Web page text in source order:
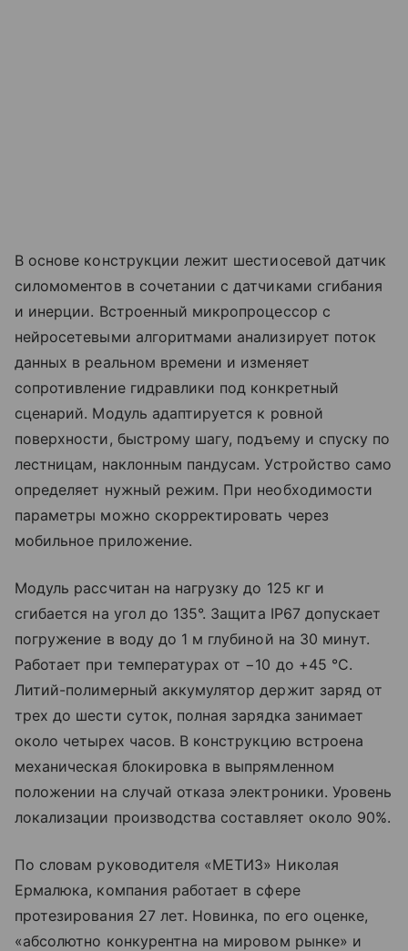
В основе конструкции лежит шестиосевой датчик
силомоментов в сочетании с датчиками сгибания
и инерции. Встроенный микропроцессор с
нейросетевыми алгоритмами анализирует поток
данных в реальном времени и изменяет
сопротивление гидравлики под конкретный
сценарий. Модуль адаптируется к ровной
поверхности, быстрому шагу, подъему и спуску по
лестницам, наклонным пандусам. Устройство само
определяет нужный режим. При необходимости
параметры можно скорректировать через
мобильное приложение.
Модуль рассчитан на нагрузку до 125 кг и
сгибается на угол до 135°. Защита IP67 допускает
погружение в воду до 1 м глубиной на 30 минут.
Работает при температурах от −10 до +45 °C.
Литий-полимерный аккумулятор держит заряд от
трех до шести суток, полная зарядка занимает
около четырех часов. В конструкцию встроена
механическая блокировка в выпрямленном
положении на случай отказа электроники. Уровень
локализации производства составляет около 90%.
По словам руководителя «МЕТИЗ» Николая
Ермалюка, компания работает в сфере
протезирования 27 лет. Новинка, по его оценке,
«абсолютно конкурентна на мировом рынке» и